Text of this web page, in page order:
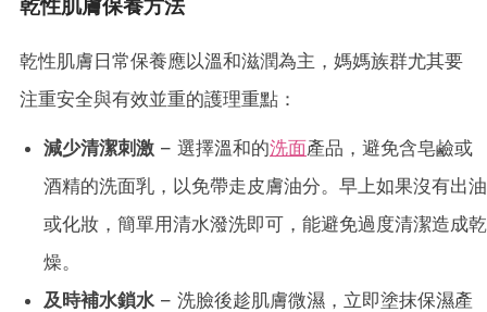
乾性肌膚保養方法
乾性肌膚日常保養應以溫和滋潤為主，媽媽族群尤其要
注重安全與有效並重的護理重點：
減少清潔刺激 – 選擇溫和的洗面產品，避免含皂鹼或
酒精的洗面乳，以免帶走皮膚油分。早上如果沒有出油
或化妝，簡單用清水潑洗即可，能避免過度清潔造成乾
燥。
及時補水鎖水 – 洗臉後趁肌膚微濕，立即塗抹保濕產